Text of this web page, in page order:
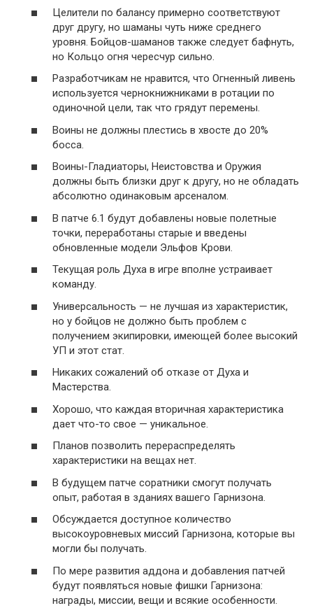
Целители по балансу примерно соответствуют
друг другу, но шаманы чуть ниже среднего
уровня. Бойцов-шаманов также следует бафнуть,
но Кольцо огня чересчур сильно.
Разработчикам не нравится, что Огненный ливень
используется чернокнижниками в ротации по
одиночной цели, так что грядут перемены.
Воины не должны плестись в хвосте до 20%
босса.
Воины-Гладиаторы, Неистовства и Оружия
должны быть близки друг к другу, но не обладать
абсолютно одинаковым арсеналом.
В патче 6.1 будут добавлены новые полетные
точки, переработаны старые и введены
обновленные модели Эльфов Крови.
Текущая роль Духа в игре вполне устраивает
команду.
Универсальность — не лучшая из характеристик,
но у бойцов не должно быть проблем с
получением экипировки, имеющей более высокий
УП и этот стат.
Никаких сожалений об отказе от Духа и
Мастерства.
Хорошо, что каждая вторичная характеристика
дает что-то свое — уникальное.
Планов позволить перераспределять
характеристики на вещах нет.
В будущем патче соратники смогут получать
опыт, работая в зданиях вашего Гарнизона.
Обсуждается доступное количество
высокоуровневых миссий Гарнизона, которые вы
могли бы получать.
По мере развития аддона и добавления патчей
будут появляться новые фишки Гарнизона:
награды, миссии, вещи и всякие особенности.